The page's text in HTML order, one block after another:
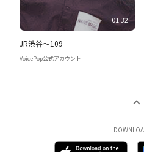
01:32
JR渋谷〜109
VoicePop公式アカウント